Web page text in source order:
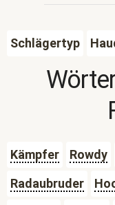
Schlägertyp
Kämpfer Rowdy
Radaubruder